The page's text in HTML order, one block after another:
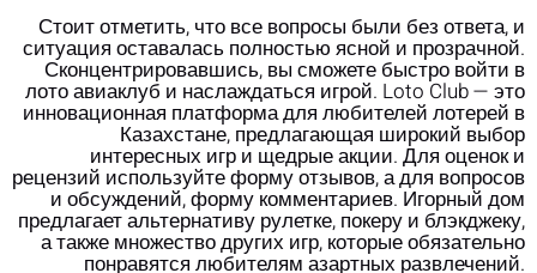
Стоит отметить, что все вопросы были без ответа, и
ситуация оставалась полностью ясной и прозрачной.
Сконцентрировавшись, вы сможете быстро войти в
лото авиаклуб и наслаждаться игрой. Loto Club — это
инновационная платформа для любителей лотерей в
Казахстане, предлагающая широкий выбор
интересных игр и щедрые акции. Для оценок и
рецензий используйте форму отзывов, а для вопросов
и обсуждений, форму комментариев. Игорный дом
предлагает альтернативу рулетке, покеру и блэкджеку,
а также множество других игр, которые обязательно
понравятся любителям азартных развлечений.